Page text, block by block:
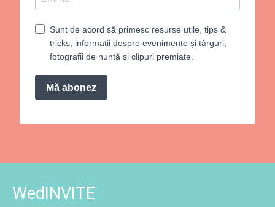
Sunt de acord să primesc resurse utile, tips &
tricks, informații despre evenimente și târguri,
fotografii de nuntă și clipuri premiate.
Mă abonez
WedINVITE